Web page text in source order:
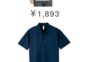
￥1,893